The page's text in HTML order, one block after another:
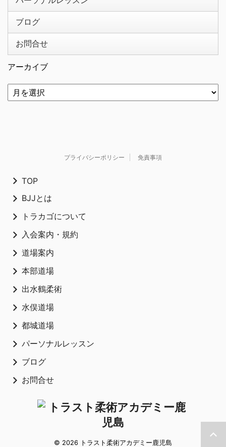
ブログ
お問合せ
アーカイブ
プライバシーポリシー 免責事項
TOP
BJJとは
トラカゴについて
入会案内・規約
道場案内
本部道場
出水鶴柔術
水俣道場
都城道場
パーソナルレッスン
ブログ
お問合せ
© 2026 トラスト柔術アカデミー鹿児島